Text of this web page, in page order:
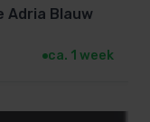
Adria Blauw
ca. 1 week